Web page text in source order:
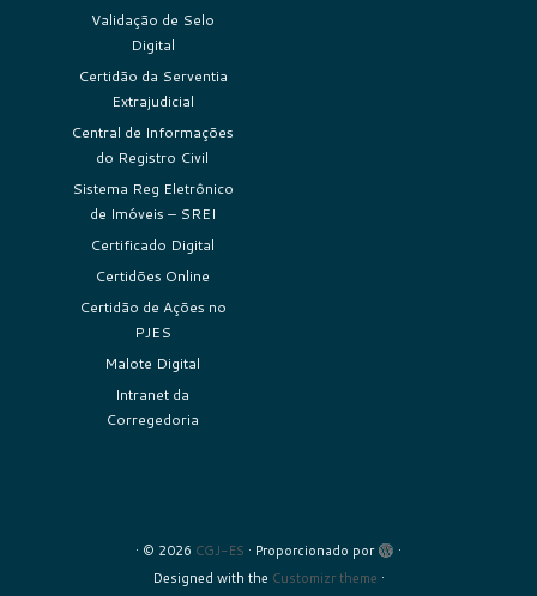
Validação de Selo
Digital
Certidão da Serventia
Extrajudicial
Central de Informações
do Registro Civil
Sistema Reg Eletrônico
de Imóveis – SREI
Certificado Digital
Certidões Online
Certidão de Ações no
PJES
Malote Digital
Intranet da
Corregedoria
· © 2026 CGJ-ES · Proporcionado por
·
Designed with the Customizr theme ·